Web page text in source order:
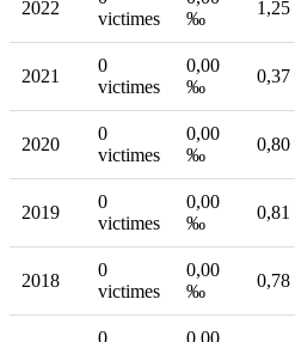
2022
victimes
‰
2021
0
victimes
0,00
‰
2020
0
victimes
0,00
‰
2019
0
victimes
0,00
‰
2018
0
victimes
0,00
‰